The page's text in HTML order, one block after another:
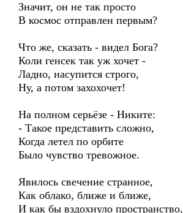
Значит, он не так просто
В космос отправлен первым?
Что же, сказать - видел Бога?
Коли генсек так уж хочет -
Ладно, насупится строго,
Ну, а потом захохочет!
На полном серьёзе - Никите:
- Такое представить сложно,
Когда летел по орбите
Было чувство тревожное.
Явилось свечение странное,
Как облако, ближе и ближе,
И как бы вздохнуло пространство,